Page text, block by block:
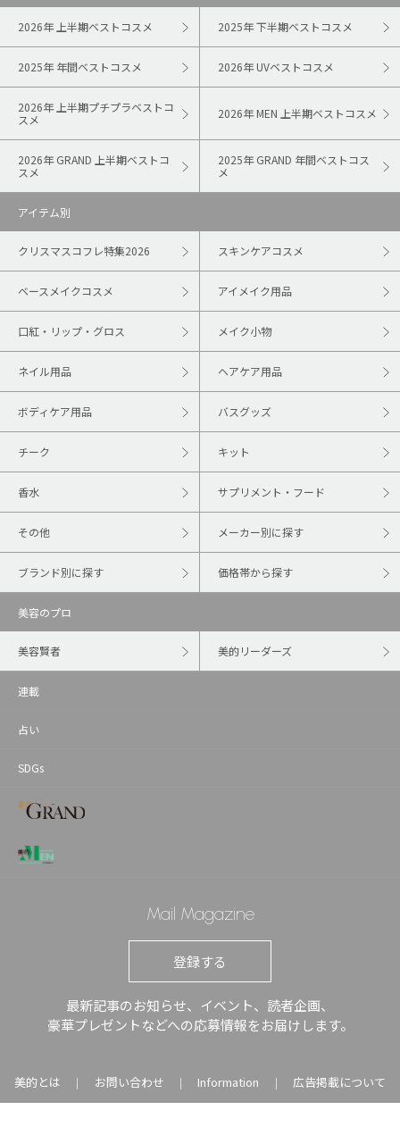
2026年 上半期ベストコスメ 2025年 下半期ベストコスメ
2025年 年間ベストコスメ 2026年 UVベストコスメ
2026年 上半期プチプラベストコ
スメ
2026年 MEN 上半期ベストコスメ
2026年 GRAND 上半期ベストコ
スメ
2025年 GRAND 年間ベストコス
メ
アイテム別
クリスマスコフレ特集2026 スキンケアコスメ
ベースメイクコスメ アイメイク用品
口紅・リップ・グロス メイク小物
ネイル用品 ヘアケア用品
ボディケア用品 バスグッズ
チーク キット
香水 サプリメント・フード
その他 メーカー別に探す
ブランド別に探す 価格帯から探す
美容のプロ
美容賢者 美的リーダーズ
連載
占い
SDGs
Mail Magazine
登録する
最新記事のお知らせ、イベント、読者企画、
豪華プレゼントなどへの応募情報をお届けします。
美的とは ｜ お問い合わせ ｜ Information ｜ 広告掲載について